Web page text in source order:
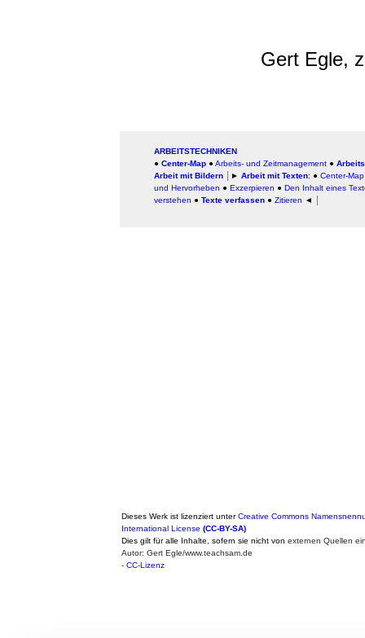
Gert Egle,
ARBEITSTECHNIKEN
● Center-Map ● Arbeits- und Zeitmanagement ●
Arbeit mit Bildern
► Arbeit mit Texten: ● Center-Map
und Hervorheben ● Exzerpieren ● Den Inhalt eines
verstehen ● Texte verfassen ● Zitieren ◄
Dieses Werk ist lizenziert unterCreative Commons
International License (CC-BY-SA)
Dies gilt für alle Inhalte, sofern sie nicht von externen Quellen
Autor: Gert Egle/www.teachsam.de
- CC-Lizenz